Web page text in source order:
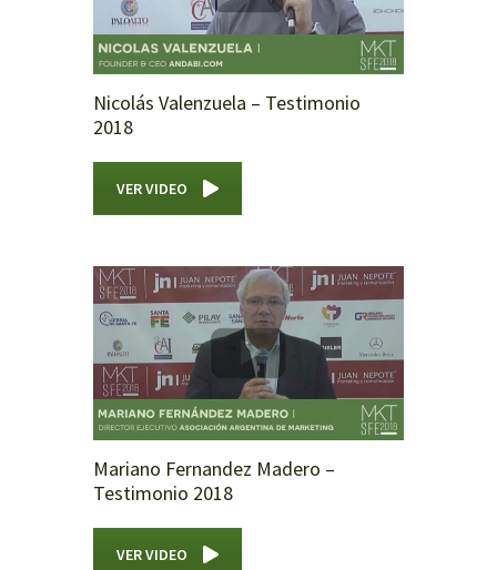
Nicolás Valenzuela – Testimonio
2018
VER VIDEO
Mariano Fernandez Madero –
Testimonio 2018
VER VIDEO